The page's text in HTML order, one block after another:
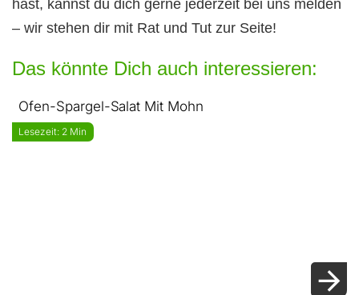
hast, kannst du dich gerne jederzeit bei uns melden
– wir stehen dir mit Rat und Tut zur Seite!
Das könnte Dich auch interessieren:
Ofen-Spargel-Salat Mit Mohn
Lesezeit: 2 Min